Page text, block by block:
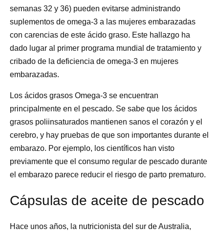
semanas 32 y 36) pueden evitarse administrando
suplementos de omega-3 a las mujeres embarazadas
con carencias de este ácido graso. Este hallazgo ha
dado lugar al primer programa mundial de tratamiento y
cribado de la deficiencia de omega-3 en mujeres
embarazadas.
Los ácidos grasos Omega-3 se encuentran
principalmente en el pescado. Se sabe que los ácidos
grasos poliinsaturados mantienen sanos el corazón y el
cerebro, y hay pruebas de que son importantes durante el
embarazo. Por ejemplo, los científicos han visto
previamente que el consumo regular de pescado durante
el embarazo parece reducir el riesgo de parto prematuro.
Cápsulas de aceite de pescado
Hace unos años, la nutricionista del sur de Australia,